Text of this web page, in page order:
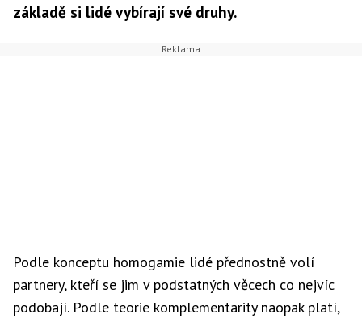
základě si lidé vybírají své druhy.
Podle konceptu homogamie lidé přednostně volí
partnery, kteří se jim v podstatných věcech co nejvíc
podobají. Podle teorie komplementarity naopak platí,